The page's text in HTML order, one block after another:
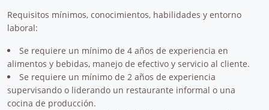
Requisitos mínimos, conocimientos, habilidades y entorno
laboral:
Se requiere un mínimo de 4 años de experiencia en
alimentos y bebidas, manejo de efectivo y servicio al cliente.
Se requiere un mínimo de 2 años de experiencia
supervisando o liderando un restaurante informal o una
cocina de producción.